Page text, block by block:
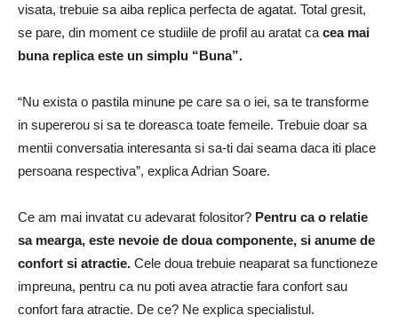
visata, trebuie sa aiba replica perfecta de agatat. Total gresit,
se pare, din moment ce studiile de profil au aratat ca cea mai
buna replica este un simplu “Buna”.
“Nu exista o pastila minune pe care sa o iei, sa te transforme
in supererou si sa te doreasca toate femeile. Trebuie doar sa
mentii conversatia interesanta si sa-ti dai seama daca iti place
persoana respectiva”, explica Adrian Soare.
Ce am mai invatat cu adevarat folositor? Pentru ca o relatie
sa mearga, este nevoie de doua componente, si anume de
confort si atractie. Cele doua trebuie neaparat sa functioneze
impreuna, pentru ca nu poti avea atractie fara confort sau
confort fara atractie. De ce? Ne explica specialistul.